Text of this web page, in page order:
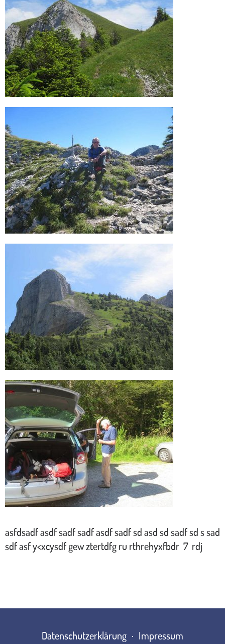
asfdsadf asdf sadf sadf asdf sadf sd asd sd sadf sd s sad
sdf asf y<xcysdf gew ztertdfg ru rthrehyxfbdr 7 rdj
Datenschutzerklärung Impressum